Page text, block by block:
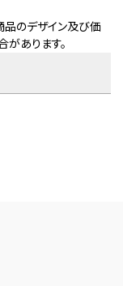
のデザイン及び価
があります。